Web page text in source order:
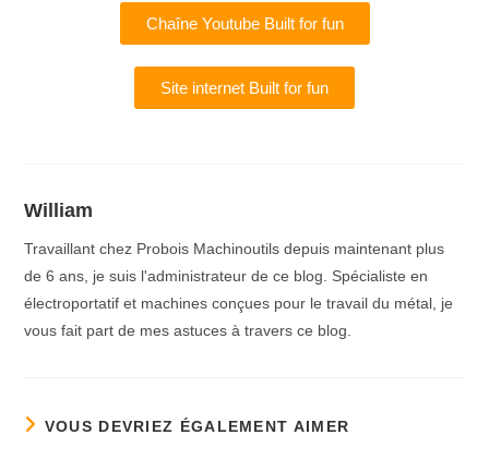
Chaîne Youtube Built for fun
Site internet Built for fun
William
Travaillant chez Probois Machinoutils depuis maintenant plus
de 6 ans, je suis l'administrateur de ce blog. Spécialiste en
électroportatif et machines conçues pour le travail du métal, je
vous fait part de mes astuces à travers ce blog.
VOUS DEVRIEZ ÉGALEMENT AIMER